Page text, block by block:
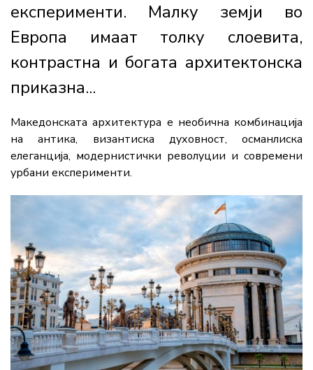
експерименти. Малку земји во
Европа имаат толку слоевита,
контрастна и богата архитектонска
приказна...
Македонската архитектура е необична комбинација
на антика, византиска духовност, османлиска
елеганција, модернистички револуции и современи
урбани експерименти.